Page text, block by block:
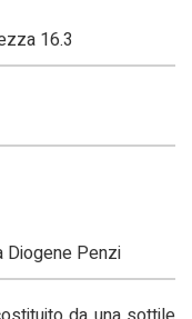
16.3
Diogene Penzi